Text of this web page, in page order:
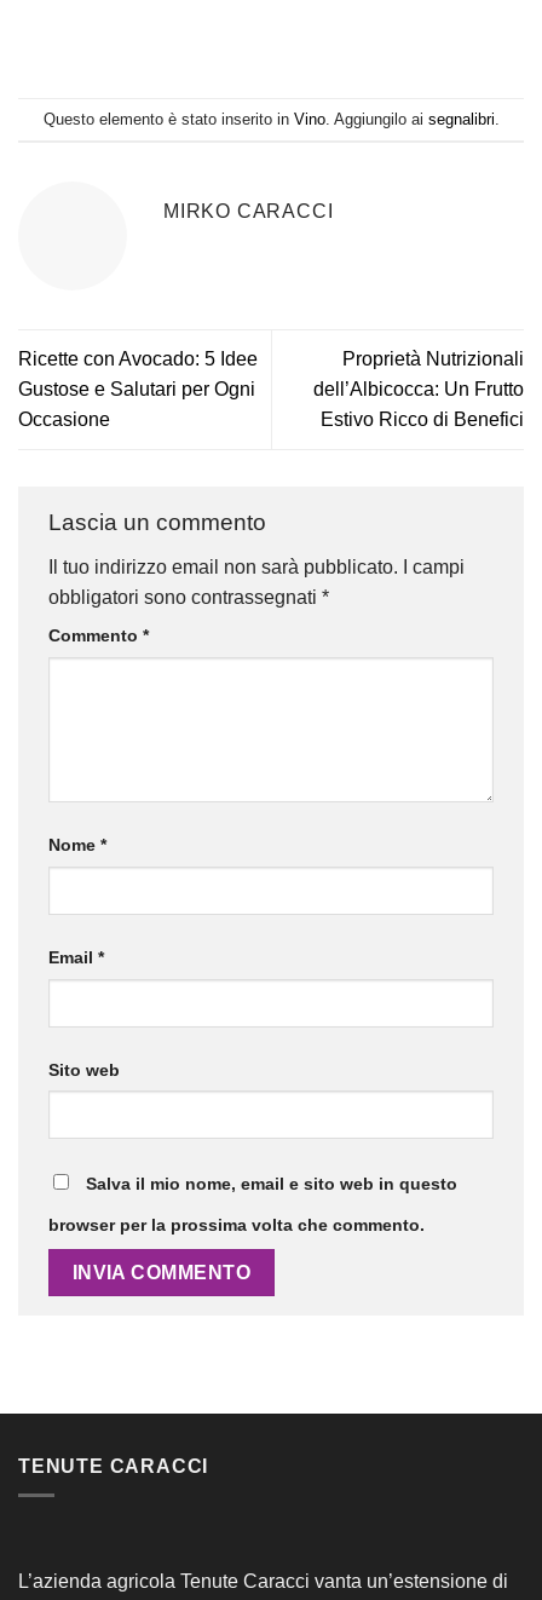
Questo elemento è stato inserito in Vino. Aggiungilo ai segnalibri
MIRKO CARACCI
Ricette con Avocado: 5 Idee
Gustose e Salutari per Ogni
Occasione
Proprietà Nutrizionali
dell’Albicocca: Un Frutto
Estivo Ricco di Benefici
Lascia un commento
Il tuo indirizzo email non sarà pubblicato.
I campi
obbligatori sono contrassegnati *
Commento *
Nome *
Email *
Sito web
Salva il mio nome, email e sito web in questo
browser per la prossima volta che commento.
TENUTE CARACCI
L’azienda agricola Tenute Caracci vanta un’estensione di